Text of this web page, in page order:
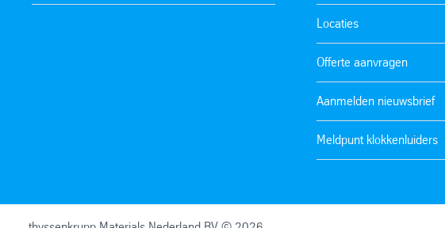
Locaties
Offerte aanvragen
Aanmelden nieuwsbrief
Meldpunt klokkenluiders